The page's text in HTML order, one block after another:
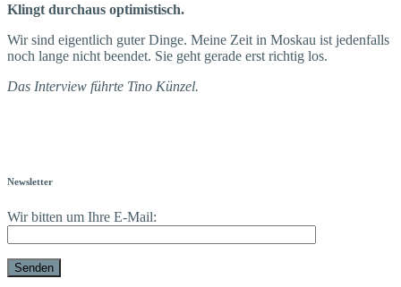
Klingt durchaus optimistisch.
Wir sind eigentlich guter Dinge. Meine Zeit in Moskau ist jedenfalls
noch lange nicht beendet. Sie geht gerade erst richtig los.
Das Interview führte Tino Künzel.
Newsletter
Wir bitten um Ihre E-Mail: